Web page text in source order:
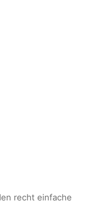
recht einfache